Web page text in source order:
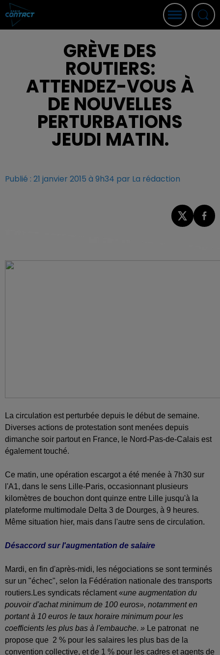
GRÈVE DES
ROUTIERS:
ATTENDEZ-VOUS À
DE NOUVELLES
PERTURBATIONS
JEUDI MATIN.
Publié : 21 janvier 2015 à 9h34 par La rédaction
La circulation est perturbée depuis le début de semaine.
Diverses actions de protestation sont menées depuis
dimanche soir partout en France, le Nord-Pas-de-Calais est
également touché.
Ce matin, une opération escargot a été menée à 7h30 sur
l'A1, dans le sens Lille-Paris, occasionnant plusieurs
kilomètres de bouchon dont quinze entre Lille jusqu'à la
plateforme multimodale Delta 3 de Dourges, à 9 heures.
Même situation hier, mais dans l'autre sens de circulation.
Désaccord sur l'augmentation de salaire
Mardi, en fin d'après-midi, les négociations se sont terminés
sur un "échec", selon la Fédération nationale des transports
routiers.Les syndicats réclament «une augmentation du
pouvoir d'achat minimum de 100 euros», notamment en
portant à 10 euros le taux horaire minimum pour les
coefficients les plus bas à l'embauche. » Le patronat ne
propose que 2 % pour les salaires les plus bas de la
convention collective, et de 1 % pour les cadres et agents de